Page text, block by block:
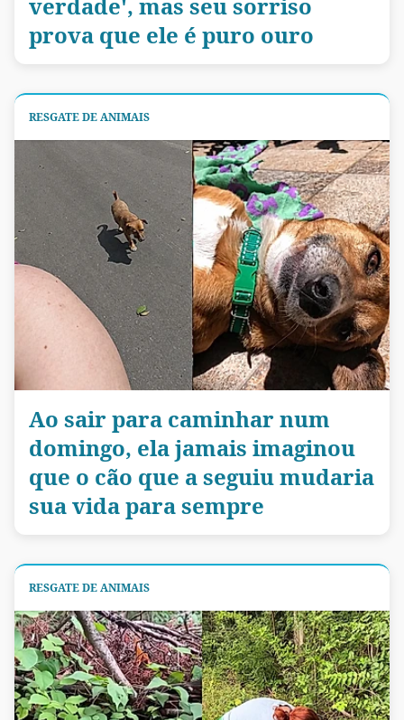
prova que ele é puro ouro
RESGATE DE ANIMAIS
Ao sair para caminhar num
domingo, ela jamais imaginou
que o cão que a seguiu mudaria
sua vida para sempre
RESGATE DE ANIMAIS